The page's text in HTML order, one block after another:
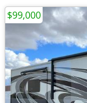
$99,000